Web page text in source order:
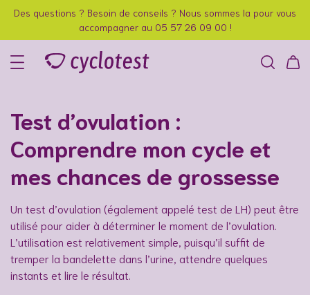
Des questions ? Besoin de conseils ? Nous sommes la pour vous
accompagner au 05 57 26 09 00 !
Test d’ovulation :
Comprendre mon cycle et
mes chances de grossesse
Un test d’ovulation (également appelé test de LH) peut être
utilisé pour aider à déterminer le moment de l’ovulation.
L’utilisation est relativement simple, puisqu’il suffit de
tremper la bandelette dans l’urine, attendre quelques
instants et lire le résultat.